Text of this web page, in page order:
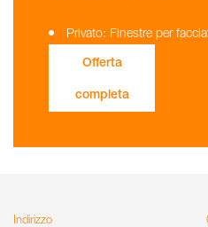
Privato: Finestre per
Offerta
completa
Indirizzo